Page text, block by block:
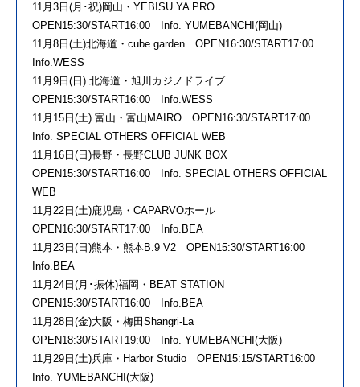
11月3日(月･祝)岡山・YEBISU YA PRO
OPEN15:30/START16:00 Info. YUMEBANCHI(岡山)
11月8日(土)北海道・cube garden OPEN16:30/START17:00
Info.WESS
11月9日(日) 北海道・旭川カジノドライブ
OPEN15:30/START16:00 Info.WESS
11月15日(土) 富山・富山MAIRO OPEN16:30/START17:00
Info. SPECIAL OTHERS OFFICIAL WEB
11月16日(日)長野・長野CLUB JUNK BOX
OPEN15:30/START16:00 Info. SPECIAL OTHERS OFFICIAL
WEB
11月22日(土)鹿児島・CAPARVOホール
OPEN16:30/START17:00 Info.BEA
11月23日(日)熊本・熊本B.9 V2 OPEN15:30/START16:00
Info.BEA
11月24日(月･振休)福岡・BEAT STATION
OPEN15:30/START16:00 Info.BEA
11月28日(金)大阪・梅田Shangri-La
OPEN18:30/START19:00 Info. YUMEBANCHI(大阪)
11月29日(土)兵庫・Harbor Studio OPEN15:15/START16:00
Info. YUMEBANCHI(大阪)